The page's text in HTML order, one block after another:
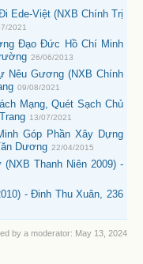
Ede-Việt (NXB Chính Trị
2021
Đạo Đức Hồ Chí Minh
26/06/2013
Nêu Gương (NXB Chính
09/08/2021
Mạng, Quét Sạch Chủ
13/07/2021
Góp Phần Xây Dựng
Dương 22/04/2015
Thanh Niên 2009) -
- Đinh Thu Xuân, 236
by a moderator: May 13, 2024